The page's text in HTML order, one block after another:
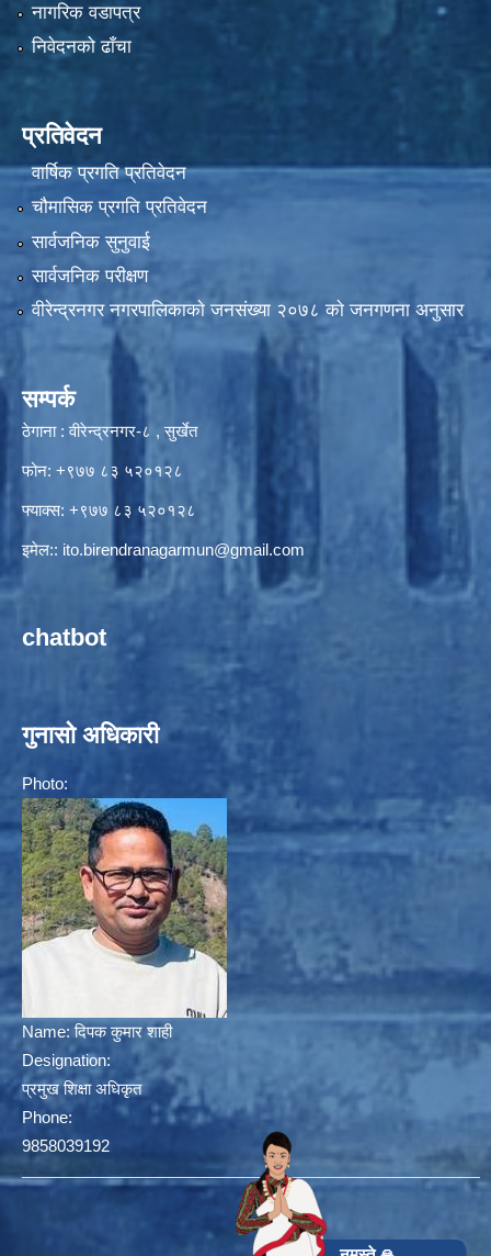
नागरिक वडापत्र
निवेदनको ढाँचा
प्रतिवेदन
वार्षिक प्रगति प्रतिवेदन
चौमासिक प्रगति प्रतिवेदन
सार्वजनिक सुनुवाई
सार्वजनिक परीक्षण
वीरेन्द्रनगर नगरपालिकाकाे जनसंख्या २०७८ काे जनगणना अनुसार
सम्पर्क
ठेगाना : वीरेन्द्रनगर-८ , सुर्खेत
फोन: +९७७ ८३ ५२०१२८
फ्याक्स: +९७७ ८३ ५२०१२८
इमेल:: ito.birendranagarmun@gmail.com
chatbot
गुनासो अधिकारी
Photo:
Name:दिपक कुमार शाही
Designation:
प्रमुख शिक्षा अधिकृत
Phone:
9858039192